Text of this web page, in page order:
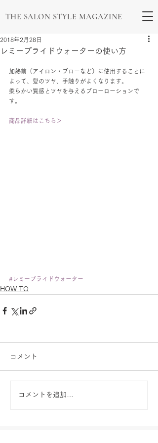
THE SALON STYLE MAGAZINE
レミープライドウォーターの使い方
2018年2月28日
加熱前（アイロン・ブローなど）に使用することに
よって、髪のツヤ、手触りがよくなります。
柔らかい質感とツヤを与えるブローローションで
す。
商品詳細はこちら＞
#レミープライドウォーター
HOW TO
コメント
コメントを追加…